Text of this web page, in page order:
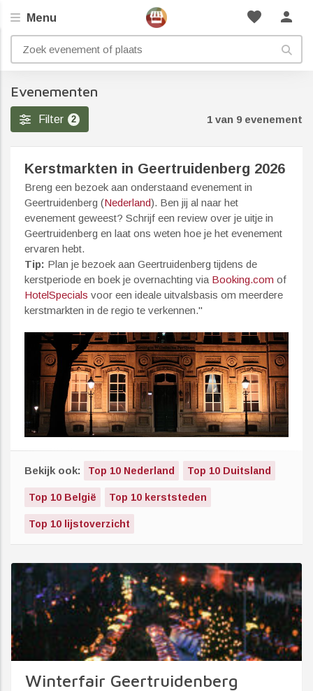
favorite person
Menu
Evenementen
Filter 2 1 van 9 evenement
Kerstmarkten in Geertruidenberg 2026
Breng een bezoek aan onderstaand evenement in
Geertruidenberg (Nederland). Ben jij al naar het
evenement geweest? Schrijf een review over je uitje in
Geertruidenberg en laat ons weten hoe je het evenement
ervaren hebt.
Tip: Plan je bezoek aan Geertruidenberg tijdens de
kerstperiode en boek je overnachting via Booking.com of
HotelSpecials voor een ideale uitvalsbasis om meerdere
kerstmarkten in de regio te verkennen."
Bekijk ook: Top 10 Nederland Top 10 Duitsland
Top 10 België Top 10 kerststeden
Top 10 lijstoverzicht
Winterfair Geertruidenberg